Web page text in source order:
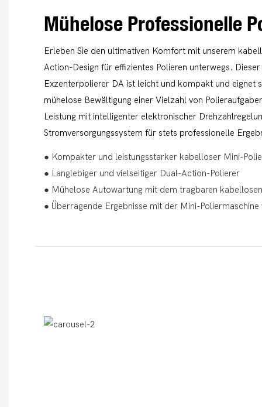
Mühelose Professionelle
Erleben Sie den ultimativen Komfort mit unserem
Action-Design für effizientes Polieren unterwegs.
Exzenterpolierer DA ist leicht und kompakt und eignet
mühelose Bewältigung einer Vielzahl von
Leistung mit intelligenter elektronischer
Stromversorgungssystem für stets professionelle
● Kompakter und leistungsstarker kabelloser Mini-
● Langlebiger und vielseitiger Dual-Action-Polierer
● Mühelose Autowartung mit dem tragbaren
● Überragende Ergebnisse mit der Mini-Poliermaschine